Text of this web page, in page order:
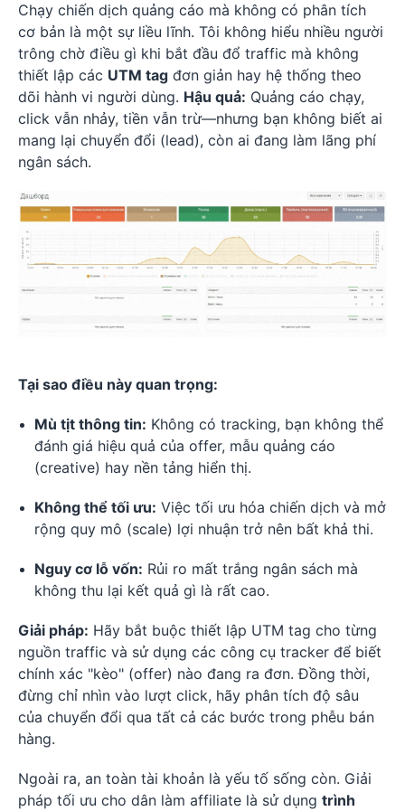
Chạy chiến dịch quảng cáo mà không có phân tích
cơ bản là một sự liều lĩnh. Tôi không hiểu nhiều người
trông chờ điều gì khi bắt đầu đổ traffic mà không
thiết lập các UTM tag đơn giản hay hệ thống theo
dõi hành vi người dùng. Hậu quả: Quảng cáo chạy,
click vẫn nhảy, tiền vẫn trừ—nhưng bạn không biết ai
mang lại chuyển đổi (lead), còn ai đang làm lãng phí
ngân sách.
Tại sao điều này quan trọng:
Mù tịt thông tin: Không có tracking, bạn không thể
đánh giá hiệu quả của offer, mẫu quảng cáo
(creative) hay nền tảng hiển thị.
Không thể tối ưu: Việc tối ưu hóa chiến dịch và mở
rộng quy mô (scale) lợi nhuận trở nên bất khả thi.
Nguy cơ lỗ vốn: Rủi ro mất trắng ngân sách mà
không thu lại kết quả gì là rất cao.
Giải pháp: Hãy bắt buộc thiết lập UTM tag cho từng
nguồn traffic và sử dụng các công cụ tracker để biết
chính xác "kèo" (offer) nào đang ra đơn. Đồng thời,
đừng chỉ nhìn vào lượt click, hãy phân tích độ sâu
của chuyển đổi qua tất cả các bước trong phễu bán
hàng.
Ngoài ra, an toàn tài khoản là yếu tố sống còn. Giải
pháp tối ưu cho dân làm affiliate là sử dụng trình